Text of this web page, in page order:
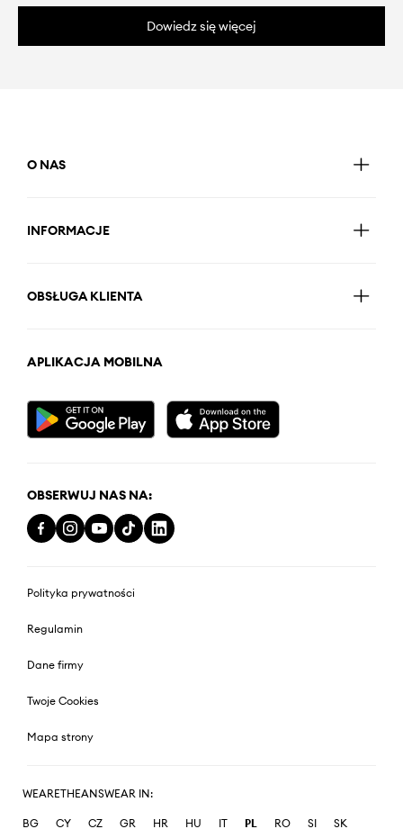
Dowiedz się więcej
O NAS
INFORMACJE
OBSŁUGA KLIENTA
APLIKACJA MOBILNA
OBSERWUJ NAS NA:
Polityka prywatności
Regulamin
Dane firmy
Twoje Cookies
Mapa strony
WEARETHEANSWEAR IN:
BG CY CZ GR HR HU IT PL RO SI SK